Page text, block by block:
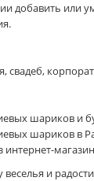
добавить или
свадеб,
шариков и
шариков в
интернет-
веселья и